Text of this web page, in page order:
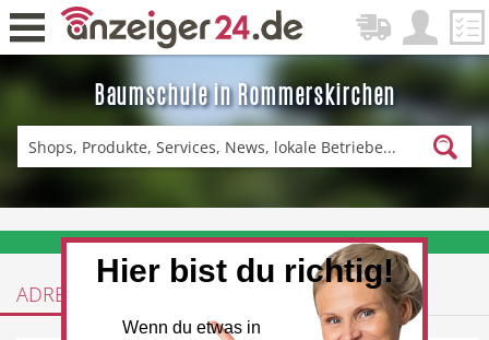
Baumschule in Rommerskirchen
Zurück
Fitness & Sport
DE-News News
❤️ Aktuelle Angebote & Prospekte per Newsletter erhalten
ADRESSEN
Hier bist du richtig!
Wenn du etwas in